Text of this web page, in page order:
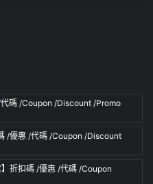
碼 /Coupon /Discount /Promo
/優惠 /代碼 /Coupon /Discount
折扣碼 /優惠 /代碼 /Coupon